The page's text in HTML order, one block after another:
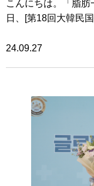
こんにちは。「脂
日、[第18回大韓民
24.09.27